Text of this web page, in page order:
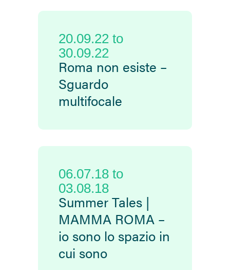
20.09.22 to
30.09.22
Roma non esiste –
Sguardo
multifocale
06.07.18 to
03.08.18
Summer Tales |
MAMMA ROMA –
io sono lo spazio in
cui sono